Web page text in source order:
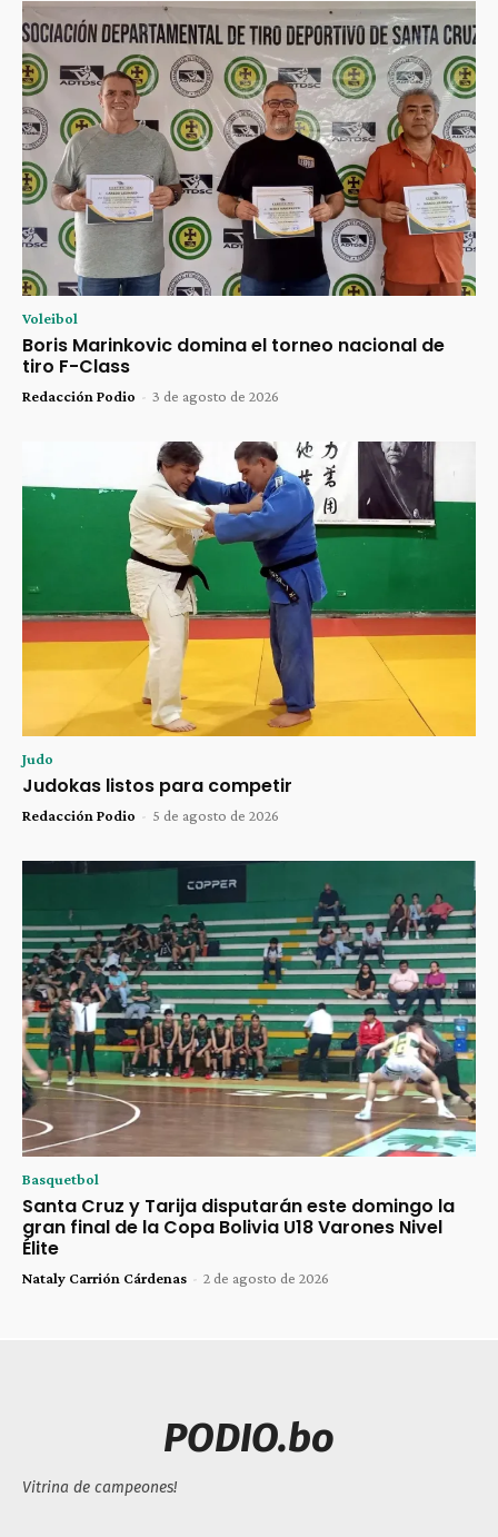
Voleibol
Boris Marinkovic domina el torneo nacional de
tiro F-Class
Redacción Podio - 3 de agosto de 2026
Judo
Judokas listos para competir
Redacción Podio - 5 de agosto de 2026
Basquetbol
Santa Cruz y Tarija disputarán este domingo la
gran final de la Copa Bolivia U18 Varones Nivel
Élite
Nataly Carrión Cárdenas - 2 de agosto de 2026
PODIO.bo
Vitrina de campeones!